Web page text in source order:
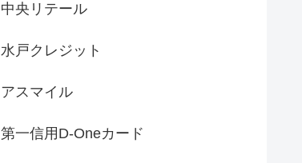
中央リテール
水戸クレジット
アスマイル
第一信用D-Oneカード